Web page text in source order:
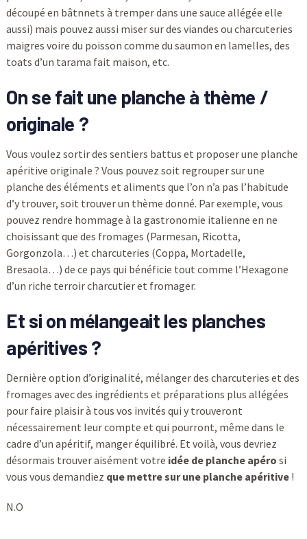
découpé en bâtnnets à tremper dans une sauce allégée elle
aussi) mais pouvez aussi miser sur des viandes ou charcuteries
maigres voire du poisson comme du saumon en lamelles, des
toats d’un tarama fait maison, etc.
On se fait une planche à thème /
originale ?
Vous voulez sortir des sentiers battus et proposer une planche
apéritive originale ? Vous pouvez soit regrouper sur une
planche des éléments et aliments que l’on n’a pas l’habitude
d’y trouver, soit trouver un thème donné. Par exemple, vous
pouvez rendre hommage à la gastronomie italienne en ne
choisissant que des fromages (Parmesan, Ricotta,
Gorgonzola…) et charcuteries (Coppa, Mortadelle,
Bresaola…) de ce pays qui bénéficie tout comme l’Hexagone
d’un riche terroir charcutier et fromager.
Et si on mélangeait les planches
apéritives ?
Dernière option d’originalité, mélanger des charcuteries et des
fromages avec des ingrédients et préparations plus allégées
pour faire plaisir à tous vos invités qui y trouveront
nécessairement leur compte et qui pourront, même dans le
cadre d’un apéritif, manger équilibré. Et voilà, vous devriez
désormais trouver aisément votre idée de planche apéro si
vous vous demandiez que mettre sur une planche apéritive!
N.O